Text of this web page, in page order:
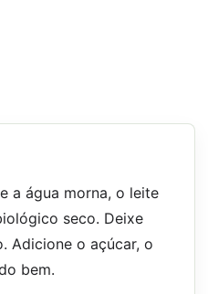
a água morna, o leite
seco. Deixe
Adicione o açúcar, o
bem.